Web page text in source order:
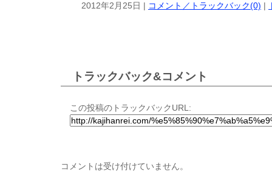
2012年2月25日 | コメント／トラックバック(0) |
トラックバック&コメント
この投稿のトラックバックURL:
コメントは受け付けていません。